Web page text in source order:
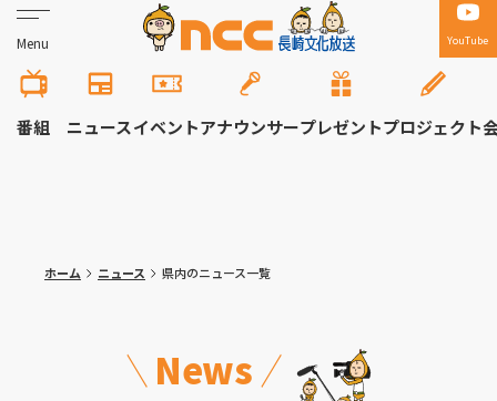
Menu YouTube
番組 ニュースイベントアナウンサープレゼントプロジェクト
ホーム ニュース 県内のニュース一覧
News